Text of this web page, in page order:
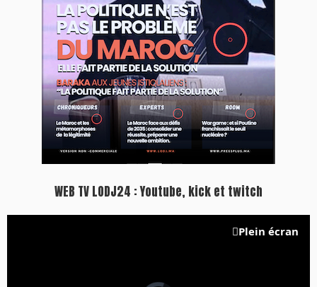
WEB TV LODJ24 : Youtube, kick et twitch
Plein écran